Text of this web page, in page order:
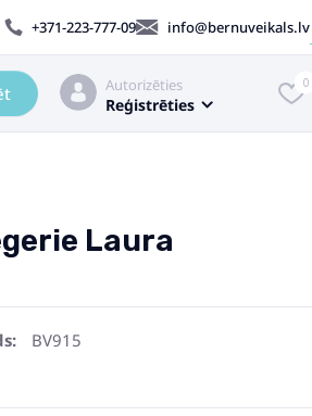
+371-223-777-09 info@bernuveikals.lv
Autorizēties
Reģistrēties
0
Laura
BV915